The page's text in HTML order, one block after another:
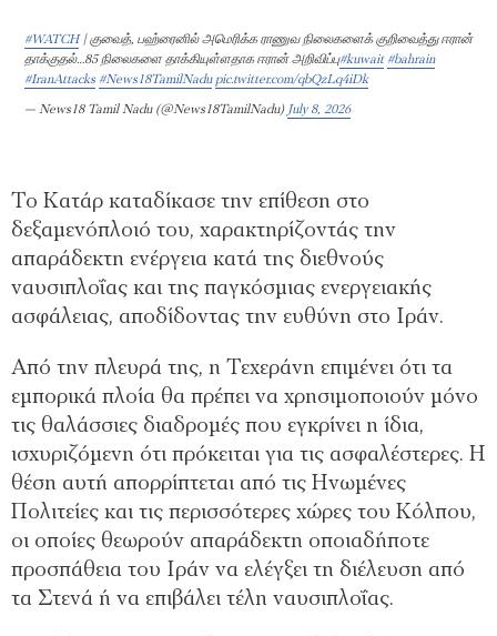
#WATCH| குவைத், பஹ்ரைனில் அமெரிக்க ராணுவ நிலைகளைக் குறிவைத்து ஈரான்
தாக்குதல்…85 நிலைகளை தாக்கியுள்ளதாக ஈரான் அறிவிப்பு#kuwait #bahrain
#IranAttacks #News18TamilNadu pic.twitter.com/qbQzLq4iDk
— News18 Tamil Nadu (@News18TamilNadu) July 8, 2026
Το Κατάρ καταδίκασε την επίθεση στο
δεξαμενόπλοιό του, χαρακτηρίζοντάς την
απαράδεκτη ενέργεια κατά της διεθνούς
ναυσιπλοΐας και της παγκόσμιας ενεργειακής
ασφάλειας, αποδίδοντας την ευθύνη στο Ιράν.
Από την πλευρά της, η Τεχεράνη επιμένει ότι τα
εμπορικά πλοία θα πρέπει να χρησιμοποιούν μόνο
τις θαλάσσιες διαδρομές που εγκρίνει η ίδια,
ισχυριζόμενη ότι πρόκειται για τις ασφαλέστερες. Η
θέση αυτή απορρίπτεται από τις Ηνωμένες
Πολιτείες και τις περισσότερες χώρες του Κόλπου,
οι οποίες θεωρούν απαράδεκτη οποιαδήποτε
προσπάθεια του Ιράν να ελέγξει τη διέλευση από
τα Στενά ή να επιβάλει τέλη ναυσιπλοΐας.